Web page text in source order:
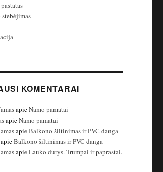
KOMENTARAI
apieNamo pamatai
apieNamo pamatai
apieBalkono šiltinimas ir PVC danga
apieBalkono šiltinimas ir PVC danga
apieLauko durys. Trumpai ir paprastai.